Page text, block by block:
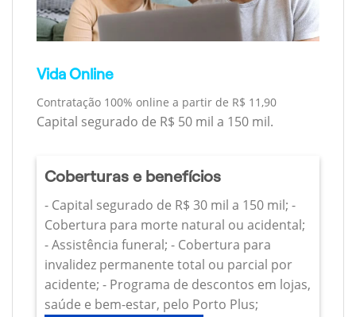
Vida Online
Contratação 100% online a partir de R$ 11,90
Capital segurado de R$ 50 mil a 150 mil.
Coberturas e benefícios
- Capital segurado de R$ 30 mil a 150 mil; -
Cobertura para morte natural ou acidental;
- Assistência funeral; - Cobertura para
invalidez permanente total ou parcial por
acidente; - Programa de descontos em lojas,
saúde e bem-estar, pelo Porto Plus;